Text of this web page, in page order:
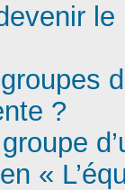
le
?
groupe
«